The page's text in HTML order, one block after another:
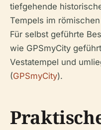
tiefgehende
Tempels im
Für selbst geführte
wie GPSmyCity
Vestatempel und
(GPSmyCity).